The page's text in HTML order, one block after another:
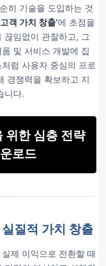
산과 시간 확보,클라우
티브 아키텍처도입 우선
정 및 단계적 전환.
사일로 현상
로 데이터가 분리되어 통
한 상태.
중식데이터 레이크(Dat
또는 유연한
히 기술을 도입하는 것
객 가치 창출’에 초점을
끊임없이 관찰하고, 그
및 서비스 개발에 집
럼 사용자 중심의 프로
경쟁력을 확보하고 지
니다.
위한 심층 전략
로드
질적 가치 창출
제 이익으로 전환할 때